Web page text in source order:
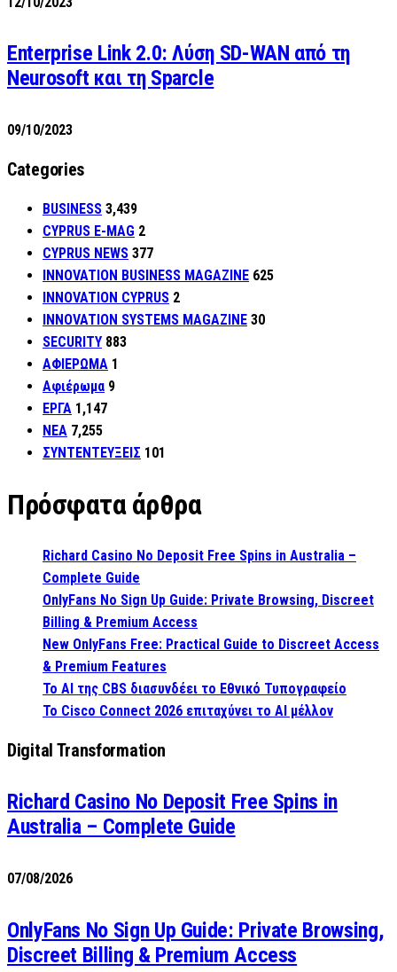
Enterprise Link 2.0: Λύση SD-WAN από τη
Neurosoft και τη Sparcle
09/10/2023
Categories
BUSINESS 3,439
CYPRUS E-MAG 2
CYPRUS NEWS 377
INNOVATION BUSINESS MAGAZINE 625
INNOVATION CYPRUS 2
INNOVATION SYSTEMS MAGAZINE 30
SECURITY 883
ΑΦΙΕΡΩΜΑ 1
Αφιέρωμα 9
ΕΡΓΑ 1,147
ΝΕΑ 7,255
ΣΥΝΤΕΝΤΕΥΞΕΙΣ 101
Πρόσφατα άρθρα
Richard Casino No Deposit Free Spins in Australia –
Complete Guide
OnlyFans No Sign Up Guide: Private Browsing, Discreet
Billing & Premium Access
New OnlyFans Free: Practical Guide to Discreet Access
& Premium Features
Το AI της CBS διασυνδέει το Εθνικό Τυπογραφείο
Το Cisco Connect 2026 επιταχύνει το AI μέλλον
Digital Transformation
Richard Casino No Deposit Free Spins in
Australia – Complete Guide
07/08/2026
OnlyFans No Sign Up Guide: Private Browsing,
Discreet Billing & Premium Access